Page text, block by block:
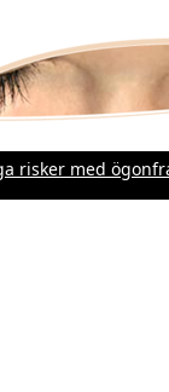
risker med